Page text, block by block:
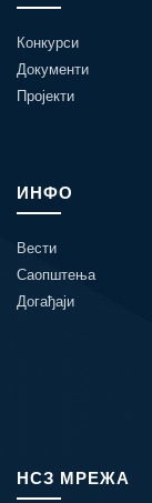
Конкурси
Документи
Пројекти
ИНФО
Вести
Саопштења
Догађаји
НСЗ МРЕЖА